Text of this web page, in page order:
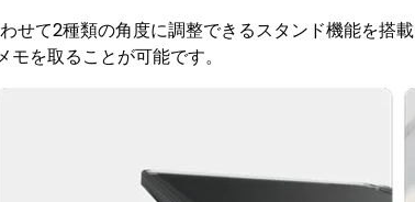
せて2種類の角度に調整できるスタンド機能を搭
を取ることが可能です。